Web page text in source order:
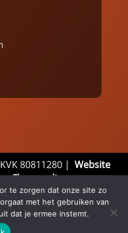
80811280 | Website
Flexamedia
| Algemene
te zorgen dat onze site zo
met het gebruiken van
dat je ermee instemt.